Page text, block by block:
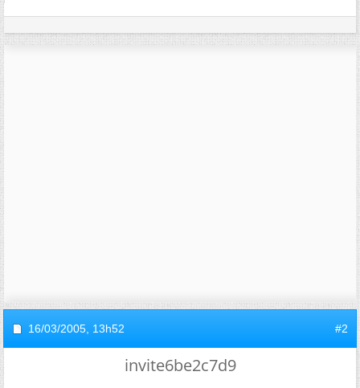
16/03/2005, 13h52 #2
invite6be2c7d9